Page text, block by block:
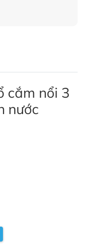
cắm nổi 3
nước